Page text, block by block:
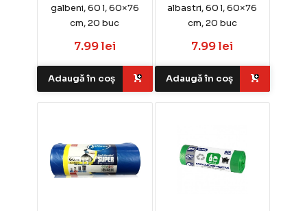
galbeni, 60 l, 60×76
cm, 20 buc
7.99 lei
Adaugă în coș
albastri, 60 l, 60×76
cm, 20 buc
7.99 lei
Adaugă în coș